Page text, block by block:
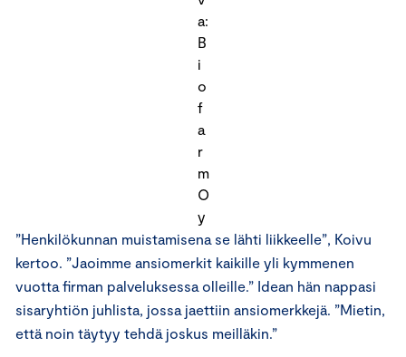
a:
B
i
o
f
a
r
m
O
y
”Henkilökunnan muistamisena se lähti liikkeelle”, Koivu
kertoo. ”Jaoimme ansiomerkit kaikille yli kymmenen
vuotta firman palveluksessa olleille.” Idean hän nappasi
sisaryhtiön juhlista, jossa jaettiin ansiomerkkejä. ”Mietin,
että noin täytyy tehdä joskus meilläkin.”